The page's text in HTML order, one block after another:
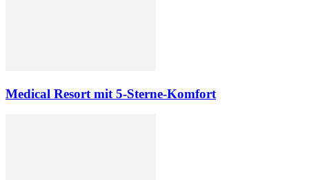
Medical Resort mit 5-Sterne-Komfort